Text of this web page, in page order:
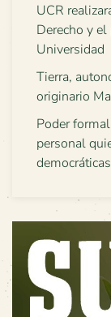
UCR
Derecho y
Universidad
Tierra,
originario
Poder
personal
democráticas